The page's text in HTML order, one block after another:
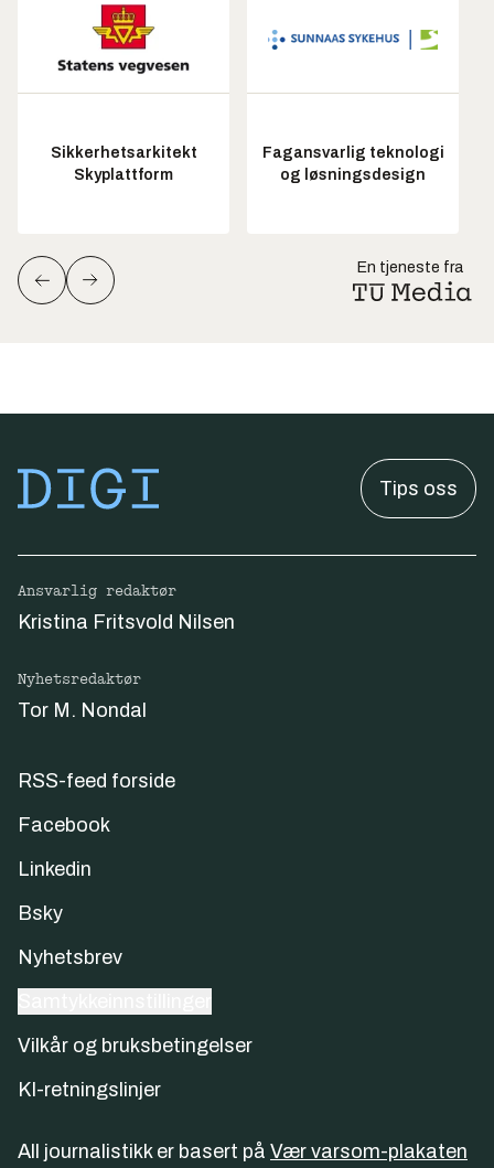
Sikkerhetsarkitekt
Skyplattform
Fagansvarlig teknologi
og løsningsdesign
En tjeneste fra
Tips oss
Ansvarlig redaktør
Kristina Fritsvold Nilsen
Nyhetsredaktør
Tor M. Nondal
RSS-feed forside
Facebook
Linkedin
Bsky
Nyhetsbrev
Vilkår og bruksbetingelser
KI-retningslinjer
All journalistikk er basert på Vær varsom-plakaten